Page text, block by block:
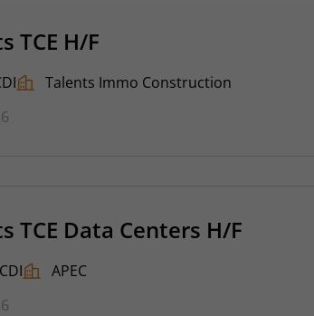
TCE H/F
Talents Immo Construction
TCE Data Centers H/F
CDI
APEC